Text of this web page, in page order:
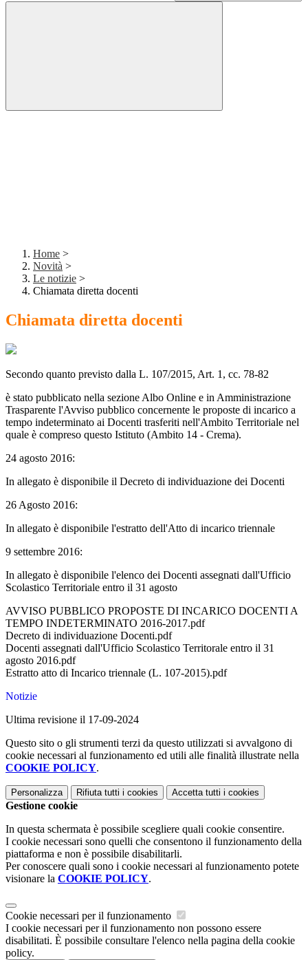
Home >
Novità >
Le notizie >
Chiamata diretta docenti
Chiamata diretta docenti
Secondo quanto previsto dalla L. 107/2015, Art. 1, cc. 78-82
è stato pubblicato nella sezione Albo Online e in Amministrazione
Trasparente l'Avviso pubblico concernente le proposte di incarico a
tempo indeterminato ai Docenti trasferiti nell'Ambito Territoriale nel
quale è compreso questo Istituto (Ambito 14 - Crema).
24 agosto 2016:
In allegato è disponibile il Decreto di individuazione dei Docenti
26 Agosto 2016:
In allegato è disponibile l'estratto dell'Atto di incarico triennale
9 settembre 2016:
In allegato è disponibile l'elenco dei Docenti assegnati dall'Ufficio
Scolastico Territoriale entro il 31 agosto
AVVISO PUBBLICO PROPOSTE DI INCARICO DOCENTI A
TEMPO INDETERMINATO 2016-2017.pdf
Decreto di individuazione Docenti.pdf
Docenti assegnati dall'Ufficio Scolastico Territorale entro il 31
agosto 2016.pdf
Estratto atto di Incarico triennale (L. 107-2015).pdf
Notizie
Ultima revisione il 17-09-2024
Questo sito o gli strumenti terzi da questo utilizzati si avvalgono di
cookie necessari al funzionamento ed utili alle finalità illustrate nella
COOKIE POLICY.
Personalizza Rifiuta tutti i cookies Accetta tutti i cookies
Gestione cookie
In questa schermata è possibile scegliere quali cookie consentire.
I cookie necessari sono quelli che consentono il funzionamento della
piattaforma e non è possibile disabilitarli.
Per conoscere quali sono i cookie necessari al funzionamento potete
visionare la COOKIE POLICY.
Cookie necessari per il funzionamento
I cookie necessari per il funzionamento non possono essere
disabilitati. È possibile consultare l'elenco nella pagina della cookie
policy.